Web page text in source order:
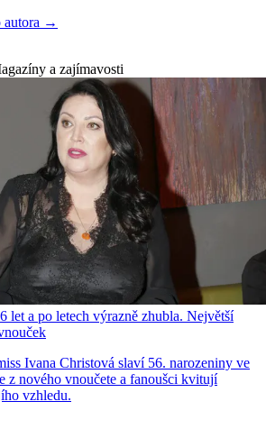
autora →
a zajímavosti
let a po letech výrazně zhubla. Největší
Ivana Christová slaví 56. narozeniny ve
z nového vnoučete a fanoušci kvitují
vzhledu.